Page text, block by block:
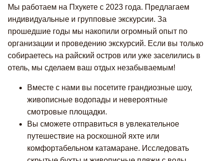
Мы работаем на Пхукете с 2023 года. Предлагаем
индивидуальные и групповые экскурсии. За
прошедшие годы мы накопили огромный опыт по
организации и проведению экскурсий. Если вы только
собираетесь на райский остров или уже заселились в
отель, мы сделаем ваш отдых незабываемым!
Вместе с нами вы посетите грандиозные шоу,
живописные водопады и невероятные
смотровые площадки.
Вы сможете отправиться в увлекательное
путешествие на роскошной яхте или
комфортабельном катамаране. Исследовать